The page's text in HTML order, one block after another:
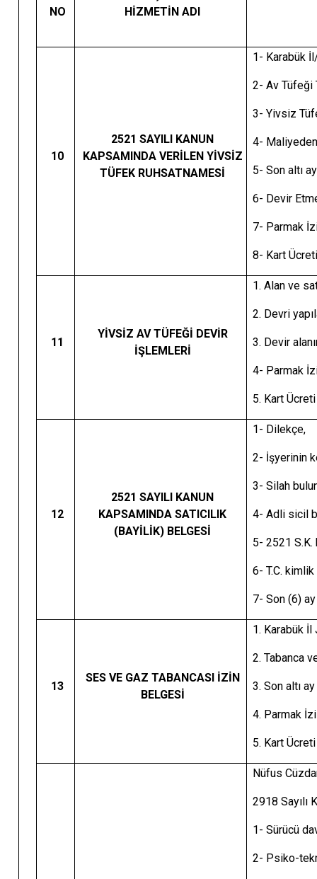
NO
HİZMETİN ADI
10
2521 SAYILI KANUN
KAPSAMINDA VERİLEN YİVSİZ
TÜFEK RUHSATNAMESİ
1- Karabük
2- Av Tüfeği
3- Yivsiz
4-
5- Son altı
6- Devir
7- Parmak
8- Kart
11
YİVSİZ AV TÜFEĞİ DEVİR
İŞLEMLERİ
1. Alan ve
2. Devri
3. Devir
4- Parmak
5. Kart
12
2521 SAYILI KANUN
KAPSAMINDA SATICILIK
(BAYİLİK) BELGESİ
1- Dilekçe,
2- İşyerinin
3- Silah
4- Adli sicil
5- 2521
6- T.C. kimlik
7- Son (6)
13
SES VE GAZ TABANCASI İZİN
BELGESİ
1. Karabük İl
2. Tabanca
3. Son altı
4. Parmak
5. Kart
Nüfus
2918 Sayılı
1- Sürücü
2- Psiko-